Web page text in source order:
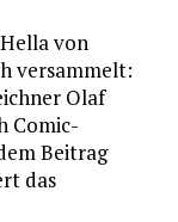
von
versammelt:
Olaf
Comic-
Beitrag
das